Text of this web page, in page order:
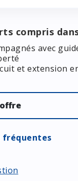
compris
avec
et extension
fréquentes